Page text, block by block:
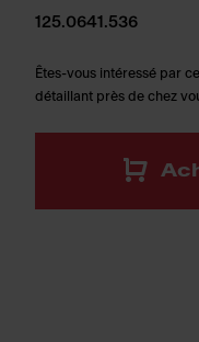
125.0641.536
Êtes-vous intéressé par
détaillant près de chez